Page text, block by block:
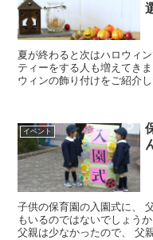
夏が終わると次はハロウィンですね。 最近は自宅
ティーをする人も増えてきました。 今回は、玄関を
ウィンの飾り付けをご紹介し
イベント
子供の保育園の入園式に、 父親も参加すべきかどうか悩んでいる方
もいるのではないでしょうか。 一昔前では、子供の行事に
父親は少なかったので、 父親が参加したら浮いてしまうのではとい